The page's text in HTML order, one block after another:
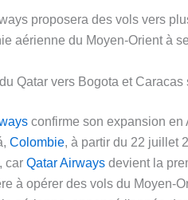
proposera des vols vers
aérienne du Moyen-Orient à
Qatar vers Bogota et Caracas
confirme son expansion
Colombie, à partir du 22 juillet
car Qatar Airways devient la
à opérer des vols du Moyen-